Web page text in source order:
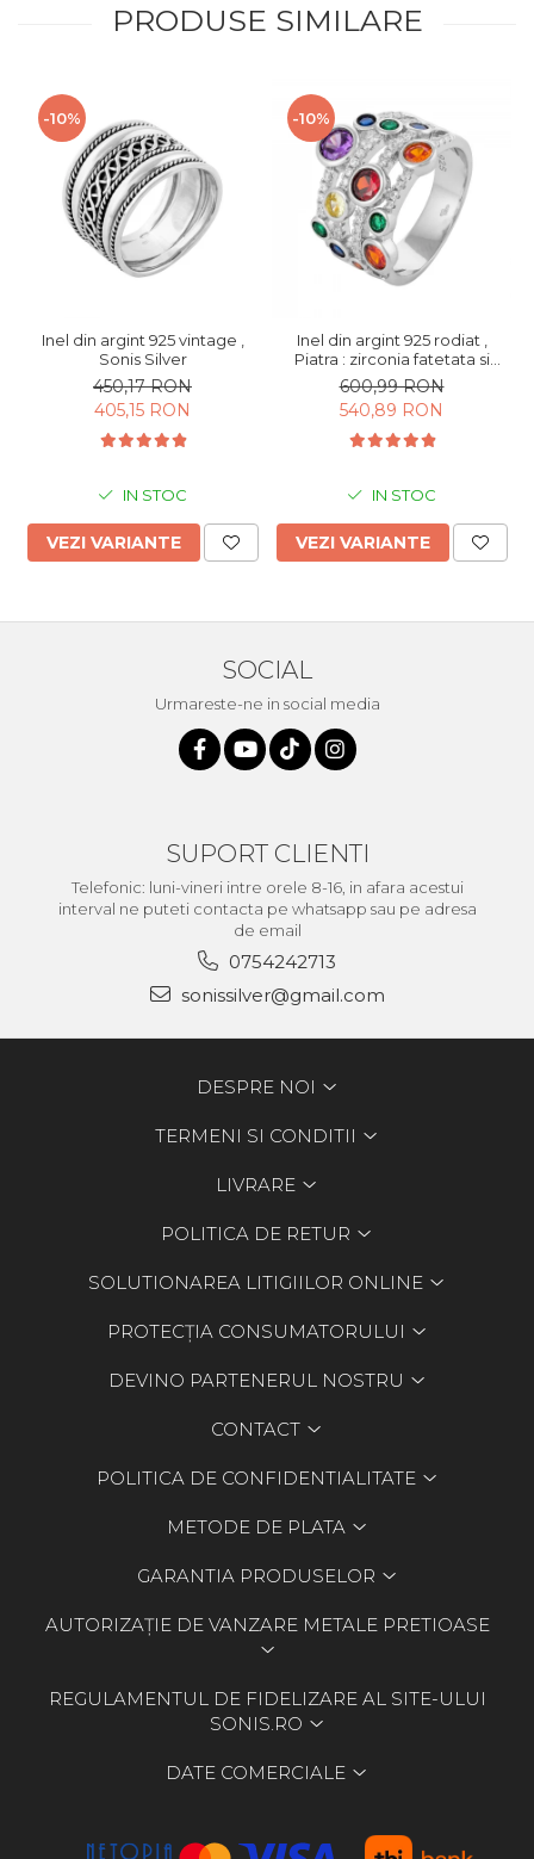
PRODUSE SIMILARE
-10%
Inel din argint 925 vintage ,
Sonis Silver
450,17 RON
405,15 RON
IN STOC
VEZI VARIANTE
-10%
Inel din argint 925 rodiat ,
Piatra : zirconia fatetata si
cubic zirconia , Culoare :
multicolor , Sonis Silver
600,99 RON
540,89 RON
IN STOC
VEZI VARIANTE
SOCIAL
Urmareste-ne in social media
SUPORT CLIENTI
Telefonic: luni-vineri intre orele 8-16, in afara acestui
interval ne puteti contacta pe whatsapp sau pe adresa
de email
0754242713
sonissilver@gmail.com
DESPRE NOI
TERMENI SI CONDITII
LIVRARE
POLITICA DE RETUR
SOLUTIONAREA LITIGIILOR ONLINE
PROTECȚIA CONSUMATORULUI
DEVINO PARTENERUL NOSTRU
CONTACT
POLITICA DE CONFIDENTIALITATE
METODE DE PLATA
GARANTIA PRODUSELOR
AUTORIZAȚIE DE VANZARE METALE PRETIOASE
REGULAMENTUL DE FIDELIZARE AL SITE-ULUI
SONIS.RO
DATE COMERCIALE